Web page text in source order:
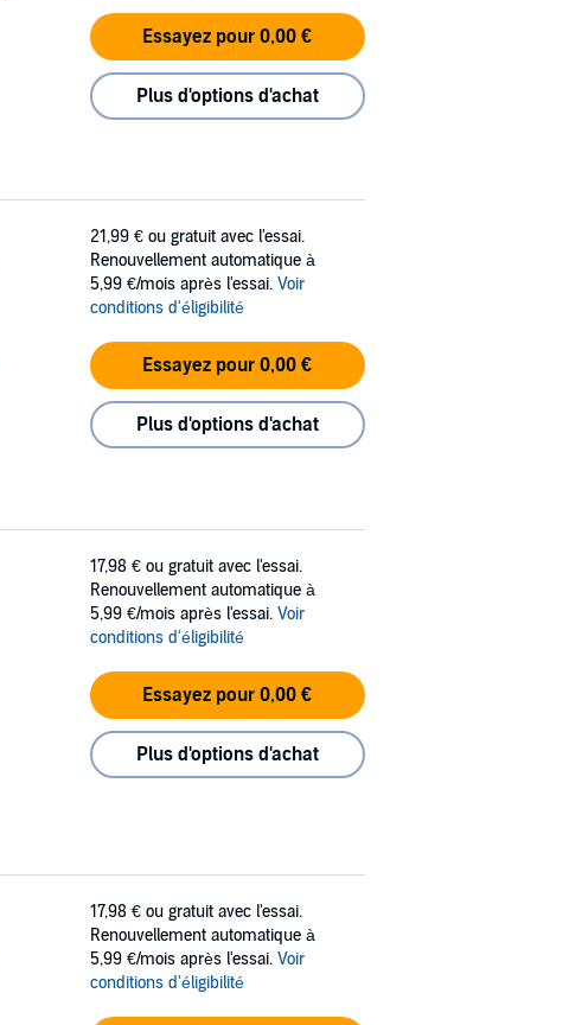
Essayez pour 0,00 €
Plus d'options d'achat
21,99 € ou gratuit avec l'essai.
Renouvellement automatique à
5,99 €/mois après l'essai. Voir
conditions d'éligibilité
Essayez pour 0,00 €
Plus d'options d'achat
17,98 € ou gratuit avec l'essai.
Renouvellement automatique à
5,99 €/mois après l'essai. Voir
conditions d'éligibilité
Essayez pour 0,00 €
Plus d'options d'achat
17,98 € ou gratuit avec l'essai.
Renouvellement automatique à
5,99 €/mois après l'essai. Voir
conditions d'éligibilité